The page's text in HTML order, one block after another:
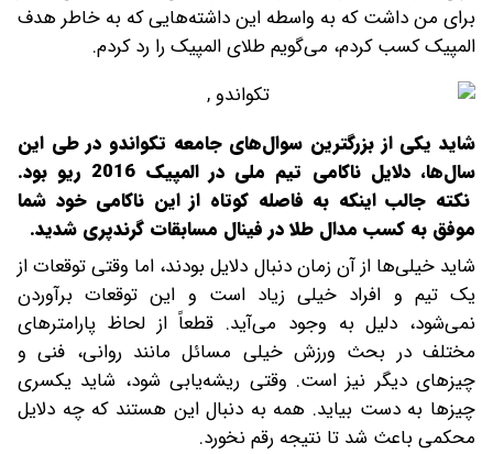
برای من داشت که به واسطه این داشته‌هایی که به خاطر هدف
المپیک کسب کردم، می‌گویم طلای المپیک را رد کردم.
شاید یکی از بزرگترین سوال‌های جامعه تکواندو در طی این
سال‌ها، دلایل ناکامی تیم ملی در المپیک 2016 ریو بود.
نکته جالب اینکه به فاصله کوتاه از این ناکامی خود شما
موفق به کسب مدال طلا در فینال مسابقات گرندپری شدید.
شاید خیلی‌ها از آن زمان دنبال دلایل بودند، اما وقتی توقعات از
یک تیم و افراد خیلی زیاد است و این توقعات برآوردن
نمی‌شود، دلیل به وجود می‌آید. قطعاً از لحاظ پارامترهای
مختلف در بحث ورزش خیلی مسائل مانند روانی، فنی و
چیزهای دیگر نیز است. وقتی ریشه‌یابی شود، شاید یکسری
چیزها به دست بیاید. همه به دنبال این هستند که چه دلایل
محکمی باعث شد تا نتیجه رقم نخورد.